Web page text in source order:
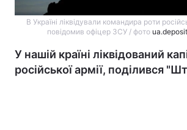
В Україні ліквідували командира роти
повідомив офіцер ЗСУ / фото
У нашій країні ліквідований
російської армії, поділився